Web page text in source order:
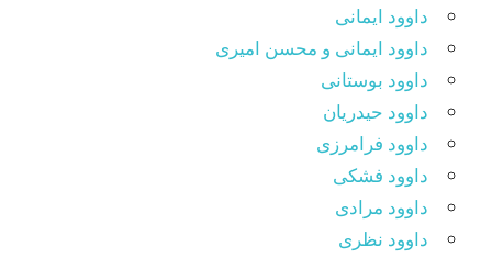
داوود ایمانی
داوود ایمانی و محسن امیری
داوود بوستانی
داوود حیدریان
داوود فرامرزی
داوود فشکی
داوود مرادی
داوود نظری